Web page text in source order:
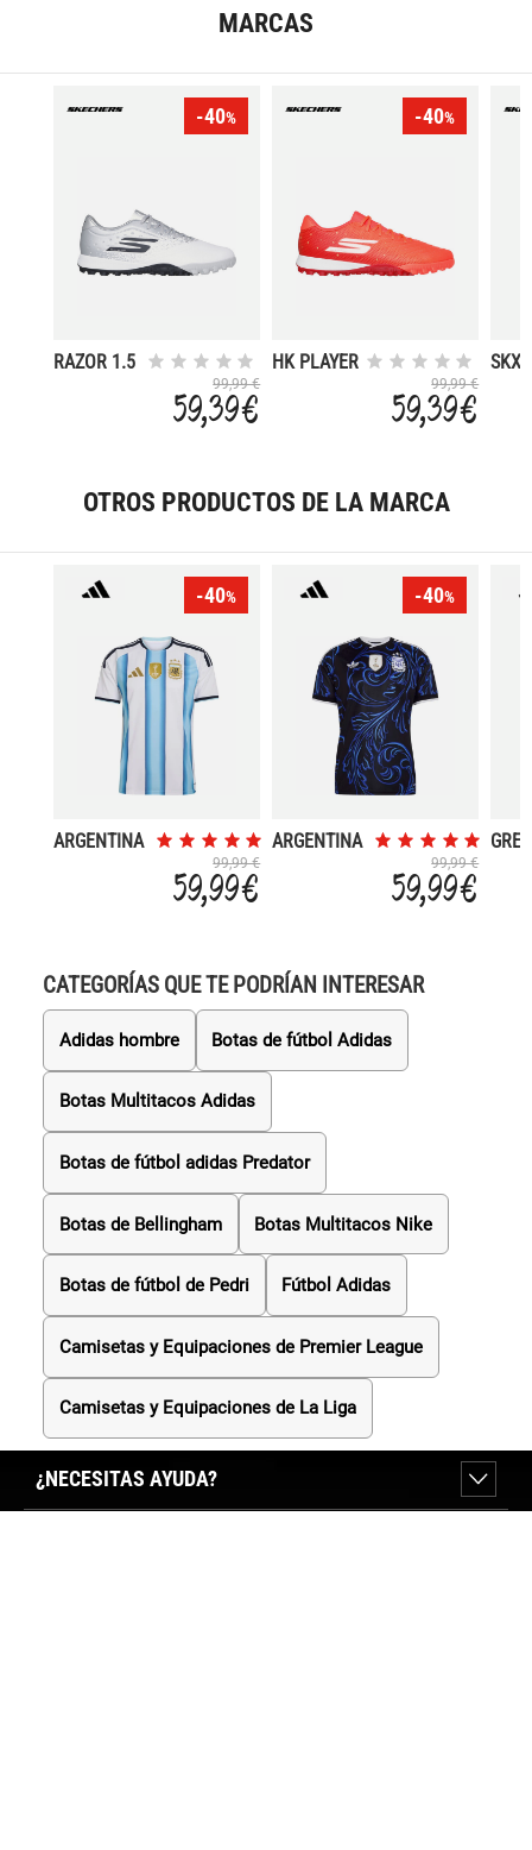
MARCAS
-40%
RAZOR 1.5
99,99 €
59,39 €
-40%
HK PLAYER
99,99 €
59,39 €
OTROS PRODUCTOS DE LA MARCA
-40%
ARGENTINA
99,99 €
59,99 €
-40%
ARGENTINA
99,99 €
59,99 €
CATEGORÍAS QUE TE PODRÍAN INTERESAR
Adidas hombre Botas de fútbol Adidas
Botas Multitacos Adidas
Botas de fútbol adidas Predator
Botas de Bellingham Botas Multitacos Nike
Botas de fútbol de Pedri Fútbol Adidas
Camisetas y Equipaciones de Premier League
Camisetas y Equipaciones de La Liga
¿NECESITAS AYUDA?